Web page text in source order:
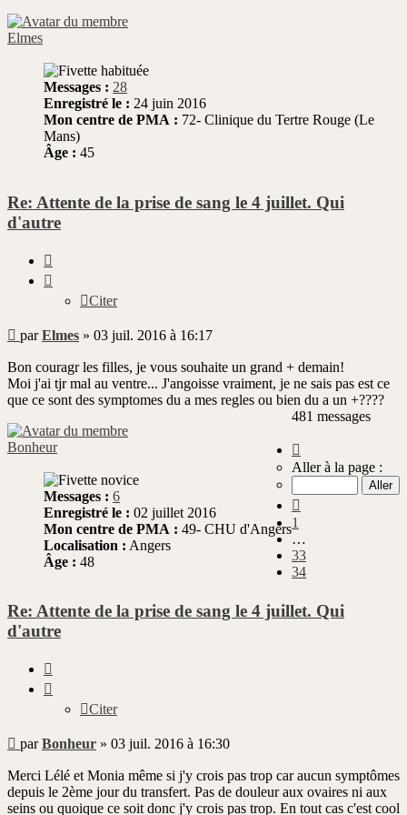
Elmes
Messages : 28
Enregistré le : 24 juin 2016
Mon centre de PMA : 72- Clinique du Tertre Rouge (Le
Mans)
Âge : 45
Re: Attente de la prise de sang le 4 juillet. Qui
d'autre
Citer
Message
non
lu
parElmes » 03 juil. 2016 à 16:17
Bon couragr les filles, je vous souhaite un grand + demain!
Moi j'ai tjr mal au ventre... J'angoisse vraiment, je ne sais pas est ce
que ce sont des symptomes du a mes regles ou bien du a un +????
Bonheur
Messages : 6
Enregistré le : 02 juillet 2016
Mon centre de PMA : 49- CHU d'Angers
Localisation : Angers
Âge : 48
Re: Attente de la prise de sang le 4 juillet. Qui
d'autre
Citer
Message
non
lu
parBonheur » 03 juil. 2016 à 16:30
Merci Lélé et Monia même si j'y crois pas trop car aucun symptômes
depuis le 2ème jour du transfert. Pas de douleur aux ovaires ni aux
seins ou quoique ce soit donc j'y crois pas trop. En tout cas c'est cool
481 messages
35
sur
49
Aller à la page :
1
…
33
34